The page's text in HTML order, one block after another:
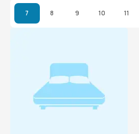
7 8 9 10 11